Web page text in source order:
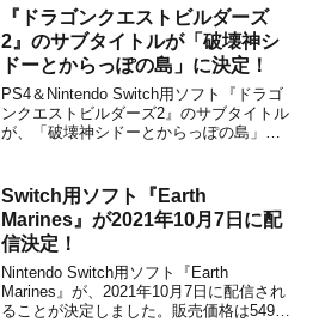
き下ろしイラストに加えて、作品をイメ
ージした本商品オリ...
『ドラゴンクエストビルダーズ
2』のサブタイトルが「破壊神シ
ドーとからっぽの島」に決定！
PS4＆Nintendo Switch用ソフト『ドラゴ
ンクエストビルダーズ2』のサブタイトル
が、「破壊神シドーとからっぽの島」に
は『ドラゴンクエストビルダーズ アレフ
ガルドを復活せよ』で、＊「もし わし
の ...
Switch用ソフト『Earth
Marines』が2021年10月7日に配
信決定！
Nintendo Switch用ソフト『Earth
Marines』が、2021年10月7日に配信され
ることが決定しました。販売価格は549円